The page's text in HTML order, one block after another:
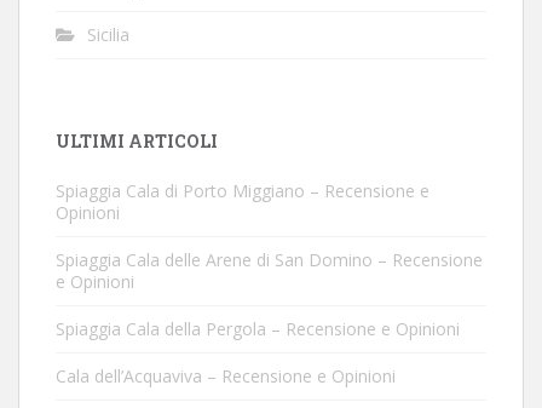
Sicilia
ULTIMI ARTICOLI
Spiaggia Cala di Porto Miggiano – Recensione e
Opinioni
Spiaggia Cala delle Arene di San Domino – Recensione
e Opinioni
Spiaggia Cala della Pergola – Recensione e Opinioni
Cala dell’Acquaviva – Recensione e Opinioni